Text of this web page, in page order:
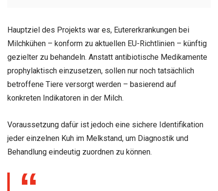
Hauptziel des Projekts war es, Eutererkrankungen bei
Milchkühen – konform zu aktuellen EU-Richtlinien – künftig
gezielter zu behandeln. Anstatt antibiotische Medikamente
prophylaktisch einzusetzen, sollen nur noch tatsächlich
betroffene Tiere versorgt werden – basierend auf
konkreten Indikatoren in der Milch.
Voraussetzung dafür ist jedoch eine sichere Identifikation
jeder einzelnen Kuh im Melkstand, um Diagnostik und
Behandlung eindeutig zuordnen zu können.